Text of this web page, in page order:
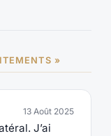
»
13 Août 2025
J’ai